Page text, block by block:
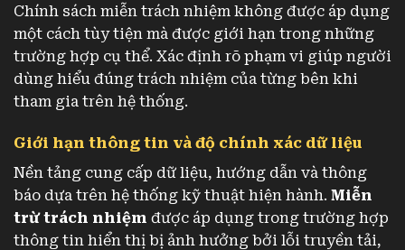
Chính sách miễn trách nhiệm không được áp dụng
một cách tùy tiện mà được giới hạn trong những
trường hợp cụ thể. Xác định rõ phạm vi giúp người
dùng hiểu đúng trách nhiệm của từng bên khi
tham gia trên hệ thống.
Giới hạn thông tin và độ chính xác dữ liệu
Nền tảng cung cấp dữ liệu, hướng dẫn và thông
báo dựa trên hệ thống kỹ thuật hiện hành. Miễn
trừ trách nhiệm được áp dụng trong trường hợp
thông tin hiển thị bị ảnh hưởng bởi lỗi truyền tải,